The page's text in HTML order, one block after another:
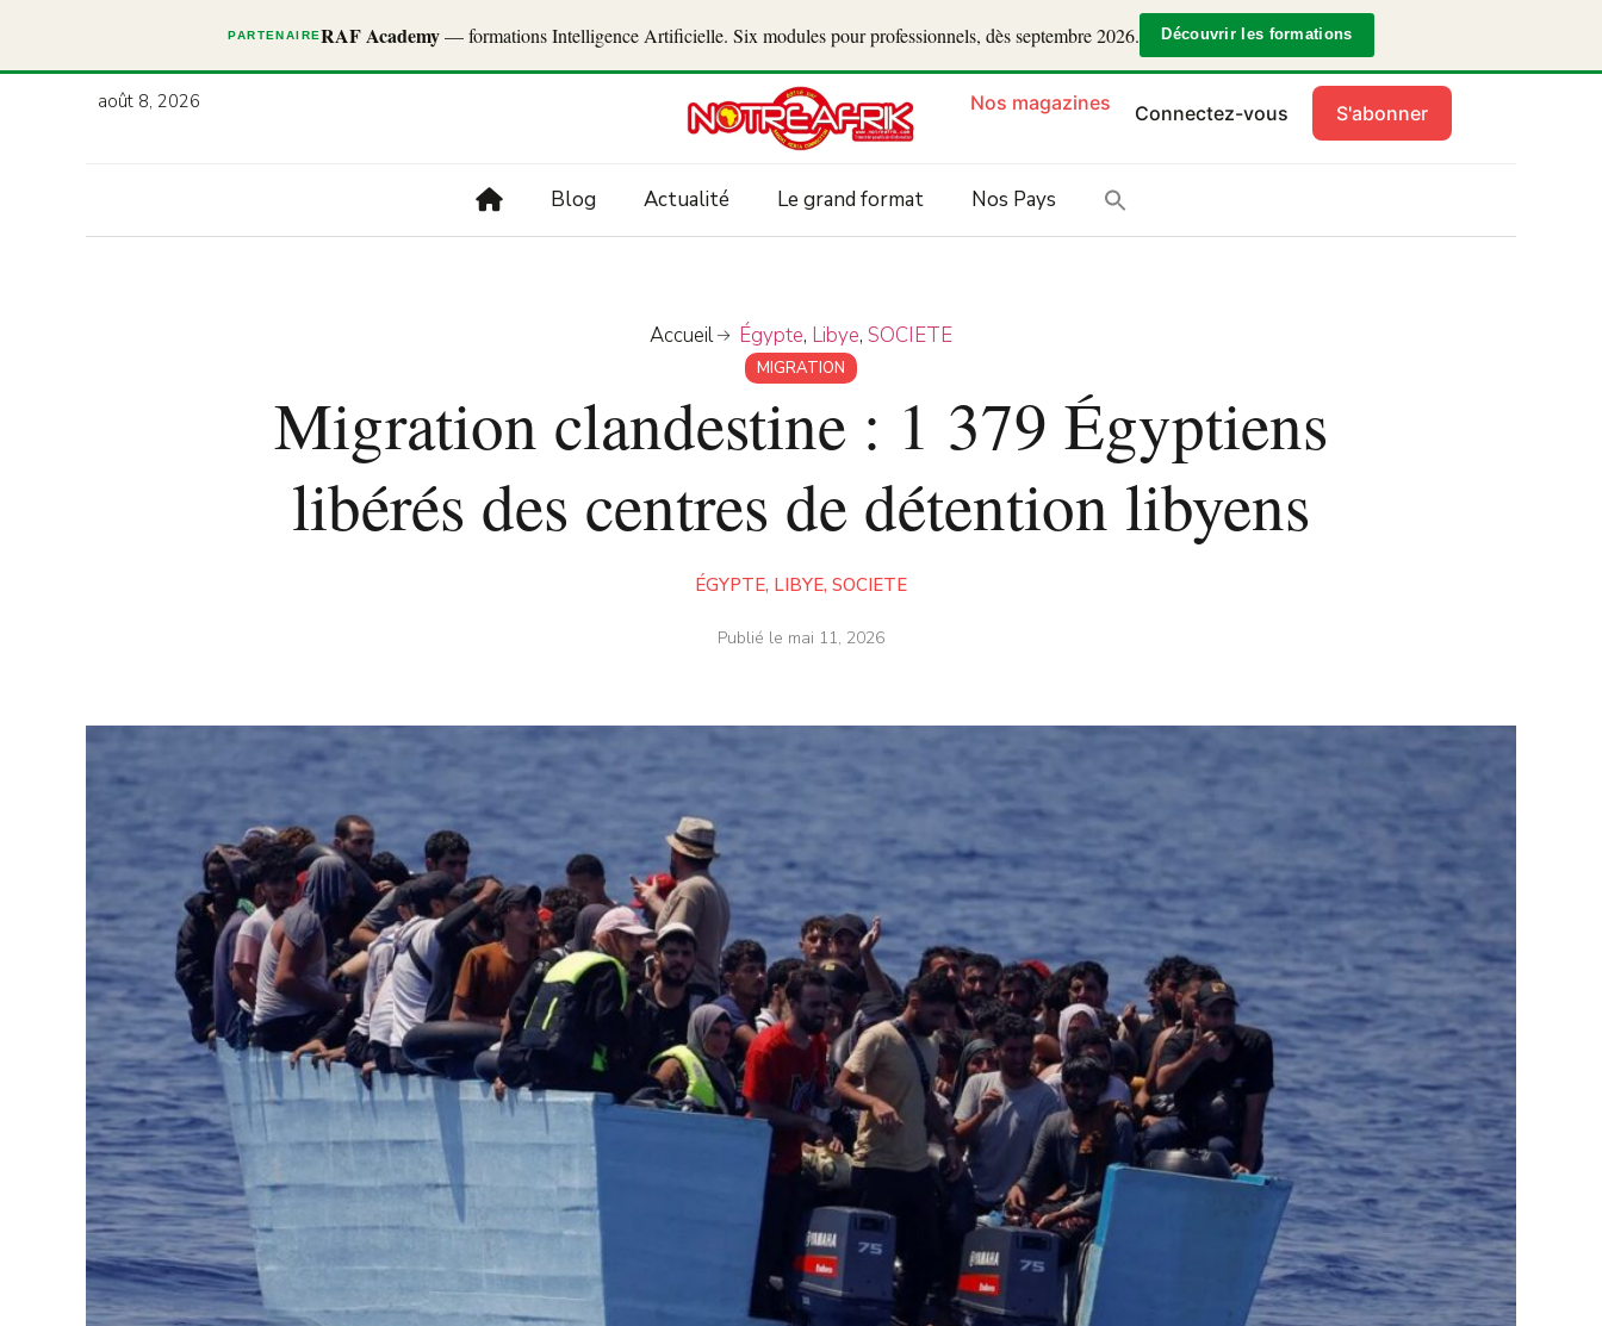
PARTENAIRERAF Academy— formations Intelligence Artificielle. Six modules pour professionnels, dès septembre 2026. Découvrir les formations
août 8, 2026 Nos magazines Connectez-vous S'abonner
Blog Actualité Le grand format Nos Pays
Accueil Égypte, Libye,SOCIETE
MIGRATION
Migration clandestine : 1 379 Égyptiens
libérés des centres de détention libyens
ÉGYPTE, LIBYE, SOCIETE
Publié le mai 11, 2026